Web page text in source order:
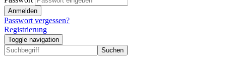
Anmelden
Passwort vergessen?
Registrierung
Toggle navigation
Suchen